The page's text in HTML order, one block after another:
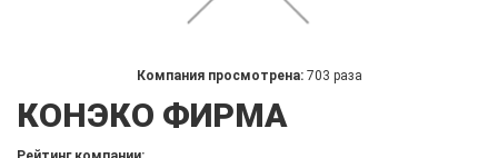
Компания просмотрена: 703 раза
КОНЭКО ФИРМА